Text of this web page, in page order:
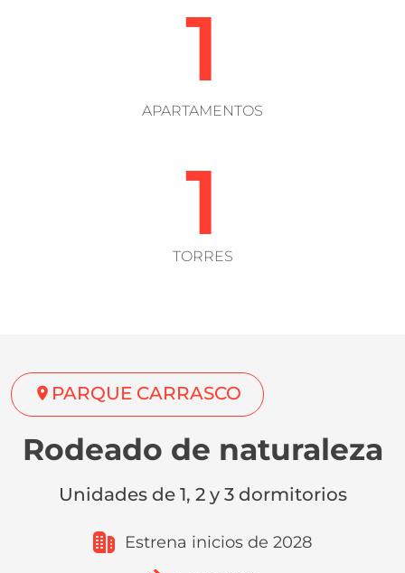
APARTAMENTOS
1
TORRES
1
PARQUE CARRASCO
Rodeado de naturaleza
Unidades de 1, 2 y 3 dormitorios
Estrena inicios de 2028